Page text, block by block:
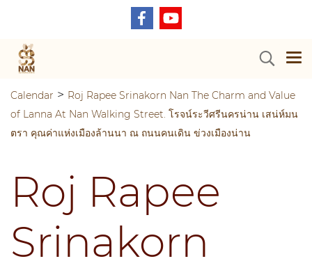
Calendar > Roj Rapee Srinakorn Nan The Charm and Value
of Lanna At Nan Walking Street. โรจน์ระวีศรีนครน่าน เสน่ห์มน
ตรา คุณค่าแห่งเมืองล้านนา ณ ถนนคนเดิน ข่วงเมืองน่าน
Roj Rapee
Srinakorn